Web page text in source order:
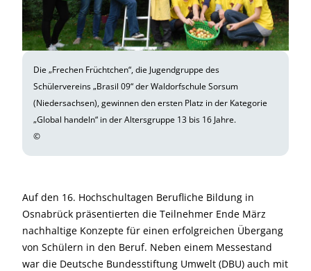
Die „Frechen Früchtchen“, die Jugendgruppe des
Schülervereins „Brasil 09“ der Waldorfschule Sorsum
(Niedersachsen), gewinnen den ersten Platz in der Kategorie
„Global handeln“ in der Altersgruppe 13 bis 16 Jahre.
©
Auf den 16. Hochschultagen Berufliche Bildung in
Osnabrück präsentierten die Teilnehmer Ende März
nachhaltige Konzepte für einen erfolgreichen Übergang
von Schülern in den Beruf. Neben einem Messestand
war die Deutsche Bundesstiftung Umwelt (DBU) auch mit